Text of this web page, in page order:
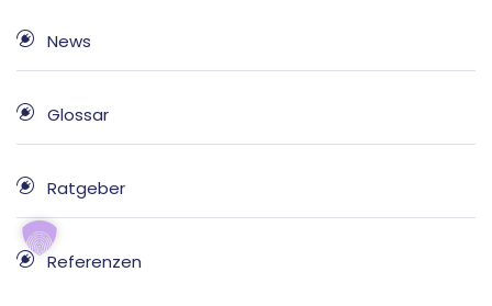
News
Glossar
Ratgeber
Referenzen